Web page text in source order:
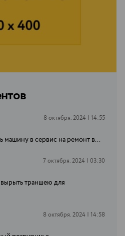
8 октября. 2024 | 14:55
машину в сервис на ремонт в...
7 октября. 2024 | 03:30
траншею для
8 октября. 2024 | 14:58